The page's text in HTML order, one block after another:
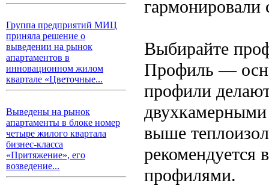
Группа предприятий МИЦ
приняла решение о
выведении на рынок
апартаментов в
инновационном жилом
квартале «Цветочные...
Выведены на рынок
апартаменты в блоке номер
четыре жилого квартала
бизнес-класса
«Притяжение», его
возведение...
гармонировали
Выбирайте
Профиль —
профили
выше
рекомендуется
профилями.